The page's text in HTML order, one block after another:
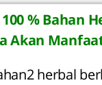
% Bahan
Akan
herbal